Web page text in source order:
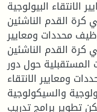
البيولوجية
كرة القدم الناشئين
محددات ومعايير
كرة القدم الناشئين
المستقبلية حول دور
ومعايير الانتقاء
والسيكولوجية:
تطوير برامج تدريب